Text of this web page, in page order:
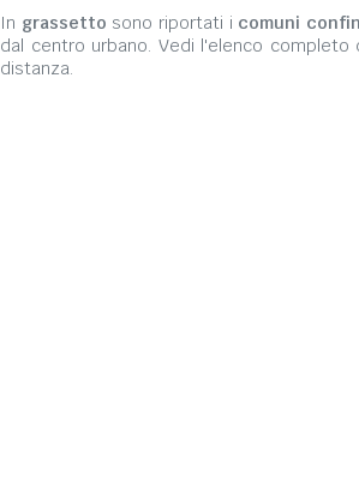
In grassetto sono riportati i comuni
dal centro urbano. Vedi l'elenco completo
distanza.